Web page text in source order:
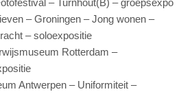
– Groningen – Jong wonen –
– soloexpositie
Rotterdam –
Antwerpen – Uniformiteit –